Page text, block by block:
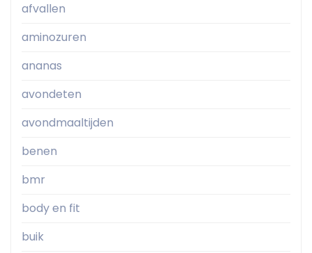
afvallen
aminozuren
ananas
avondeten
avondmaaltijden
benen
bmr
body en fit
buik